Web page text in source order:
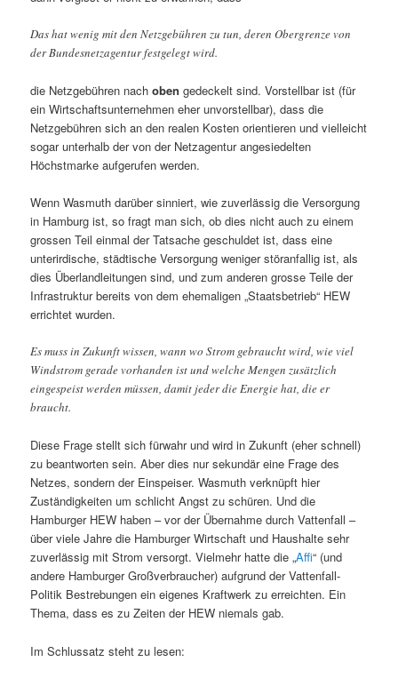
Das hat wenig mit den Netzgebühren zu tun, deren Obergrenze von
der Bundesnetzagentur festgelegt wird.
die Netzgebühren nachoben gedeckelt sind. Vorstellbar ist (für
ein Wirtschaftsunternehmen eher unvorstellbar), dass die
Netzgebühren sich an den realen Kosten orientieren und vielleicht
sogar unterhalb der von der Netzagentur angesiedelten
Höchstmarke aufgerufen werden.
Wenn Wasmuth darüber sinniert, wie zuverlässig die Versorgung
in Hamburg ist, so fragt man sich, ob dies nicht auch zu einem
grossen Teil einmal der Tatsache geschuldet ist, dass eine
unterirdische, städtische Versorgung weniger störanfallig ist, als
dies Überlandleitungen sind, und zum anderen grosse Teile der
Infrastruktur bereits von dem ehemaligen „Staatsbetrieb“ HEW
errichtet wurden.
Es muss in Zukunft wissen, wann wo Strom gebraucht wird, wie viel
Windstrom gerade vorhanden ist und welche Mengen zusätzlich
eingespeist werden müssen, damit jeder die Energie hat, die er
braucht.
Diese Frage stellt sich fürwahr und wird in Zukunft (eher schnell)
zu beantworten sein. Aber dies nur sekundär eine Frage des
Netzes, sondern der Einspeiser. Wasmuth verknüpft hier
Zuständigkeiten um schlicht Angst zu schüren. Und die
Hamburger HEW haben – vor der Übernahme durch Vattenfall –
über viele Jahre die Hamburger Wirtschaft und Haushalte sehr
zuverlässig mit Strom versorgt. Vielmehr hatte die „Affi“ (und
andere Hamburger Großverbraucher) aufgrund der Vattenfall-
Politik Bestrebungen ein eigenes Kraftwerk zu erreichten. Ein
Thema, dass es zu Zeiten der HEW niemals gab.
Im Schlussatz steht zu lesen: